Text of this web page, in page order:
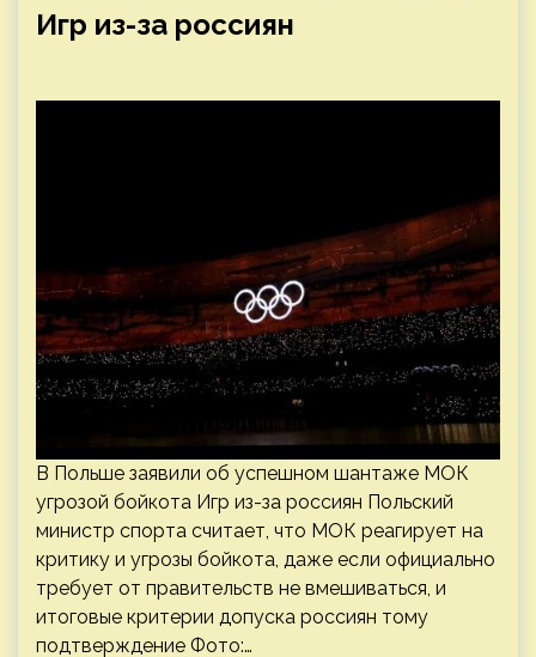
Игр из-за россиян
В Польше заявили об успешном шантаже МОК
угрозой бойкота Игр из-за россиян Польский
министр спорта считает, что МОК реагирует на
критику и угрозы бойкота, даже если официально
требует от правительств не вмешиваться, и
итоговые критерии допуска россиян тому
подтверждение Фото:…